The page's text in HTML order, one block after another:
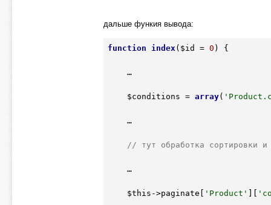
дальше функия вывода:
function index ( $id = 0 ) {
$conditions = array(
// тут обработка сортировки
$this ->paginate[ 'Product' ][